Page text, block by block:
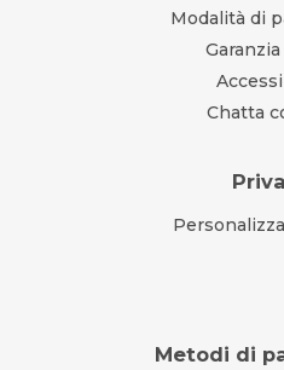
Modalità di
Chatta
Metodi di